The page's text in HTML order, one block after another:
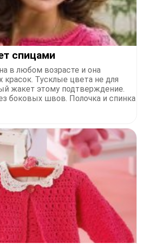
спицами
в любом возрасте и она
красок. Тусклые цвета не для
жакет этому подтверждение.
боковых швов. Полочка и спинка